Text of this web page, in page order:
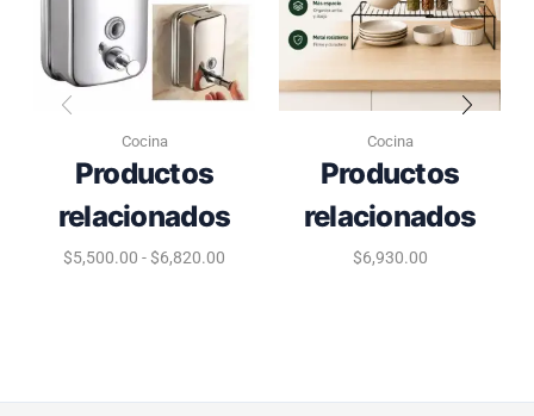
Cocina
Productos
relacionados
$5,500.00 -$6,820.00
Cocina
Productos
relacionados
$6,930.00